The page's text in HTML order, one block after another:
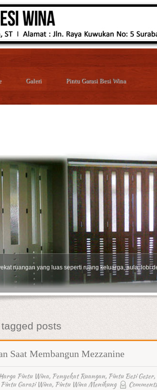
Galeri Pintu Garasi Besi Wina
ruangan yang luas seperti ruang keluarga, aula, lobi
3
posts
Saat Membangun Mezzanine
Pintu Wina, Penyekat Ruangan, Pintu Besi Geser,
Pintu Garasi Wina, Pintu Wina Menikung